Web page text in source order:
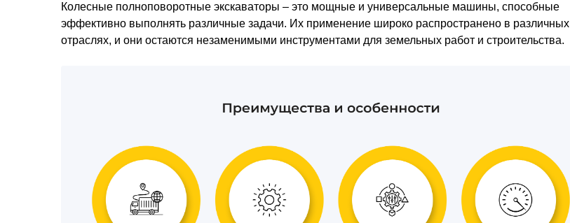
Колесные полноповоротные экскаваторы – это мощные и универсальные машины, способные
эффективно выполнять различные задачи. Их применение широко распространено в различных
отраслях, и они остаются незаменимыми инструментами для земельных работ и строительства.